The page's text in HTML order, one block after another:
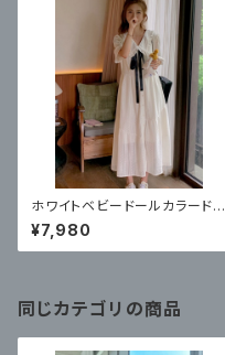
ホワイトベビードールカラードレ
ス ファッションカレッジスタイ
ルの甘いガールスカート
¥7,980
同じカテゴリの商品